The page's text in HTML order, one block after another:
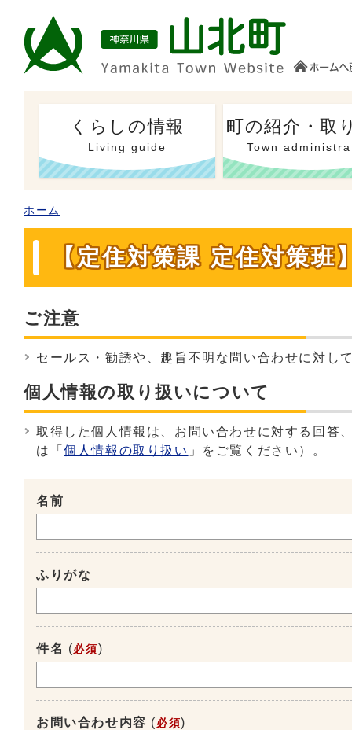
くらしの情報
Living guide
町の紹介・取
Town
ホーム
【定住対策課 定住対策班
ご注意
セールス・勧誘や、趣旨不明な問い合わせに対し
個人情報の取り扱いについて
取得した個人情報は、お問い合わせに対する回答
は「個人情報の取り扱い 」をご覧ください）。
名前
ふりがな
件名 (必須)
お問い合わせ内容 ( 必須)